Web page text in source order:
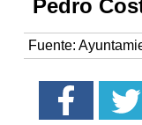
Pedro
Fuente: